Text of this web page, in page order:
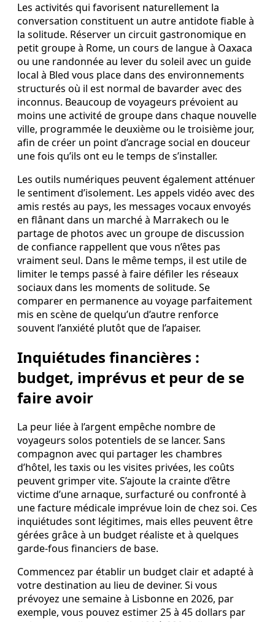
Les activités qui favorisent naturellement la
conversation constituent un autre antidote fiable à
la solitude. Réserver un circuit gastronomique en
petit groupe à Rome, un cours de langue à Oaxaca
ou une randonnée au lever du soleil avec un guide
local à Bled vous place dans des environnements
structurés où il est normal de bavarder avec des
inconnus. Beaucoup de voyageurs prévoient au
moins une activité de groupe dans chaque nouvelle
ville, programmée le deuxième ou le troisième jour,
afin de créer un point d’ancrage social en douceur
une fois qu’ils ont eu le temps de s’installer.
Les outils numériques peuvent également atténuer
le sentiment d’isolement. Les appels vidéo avec des
amis restés au pays, les messages vocaux envoyés
en flânant dans un marché à Marrakech ou le
partage de photos avec un groupe de discussion
de confiance rappellent que vous n’êtes pas
vraiment seul. Dans le même temps, il est utile de
limiter le temps passé à faire défiler les réseaux
sociaux dans les moments de solitude. Se
comparer en permanence au voyage parfaitement
mis en scène de quelqu’un d’autre renforce
souvent l’anxiété plutôt que de l’apaiser.
Inquiétudes financières :
budget, imprévus et peur de se
faire avoir
La peur liée à l’argent empêche nombre de
voyageurs solos potentiels de se lancer. Sans
compagnon avec qui partager les chambres
d’hôtel, les taxis ou les visites privées, les coûts
peuvent grimper vite. S’ajoute la crainte d’être
victime d’une arnaque, surfacturé ou confronté à
une facture médicale imprévue loin de chez soi. Ces
inquiétudes sont légitimes, mais elles peuvent être
gérées grâce à un budget réaliste et à quelques
garde-fous financiers de base.
Commencez par établir un budget clair et adapté à
votre destination au lieu de deviner. Si vous
prévoyez une semaine à Lisbonne en 2026, par
exemple, vous pouvez estimer 25 à 45 dollars par